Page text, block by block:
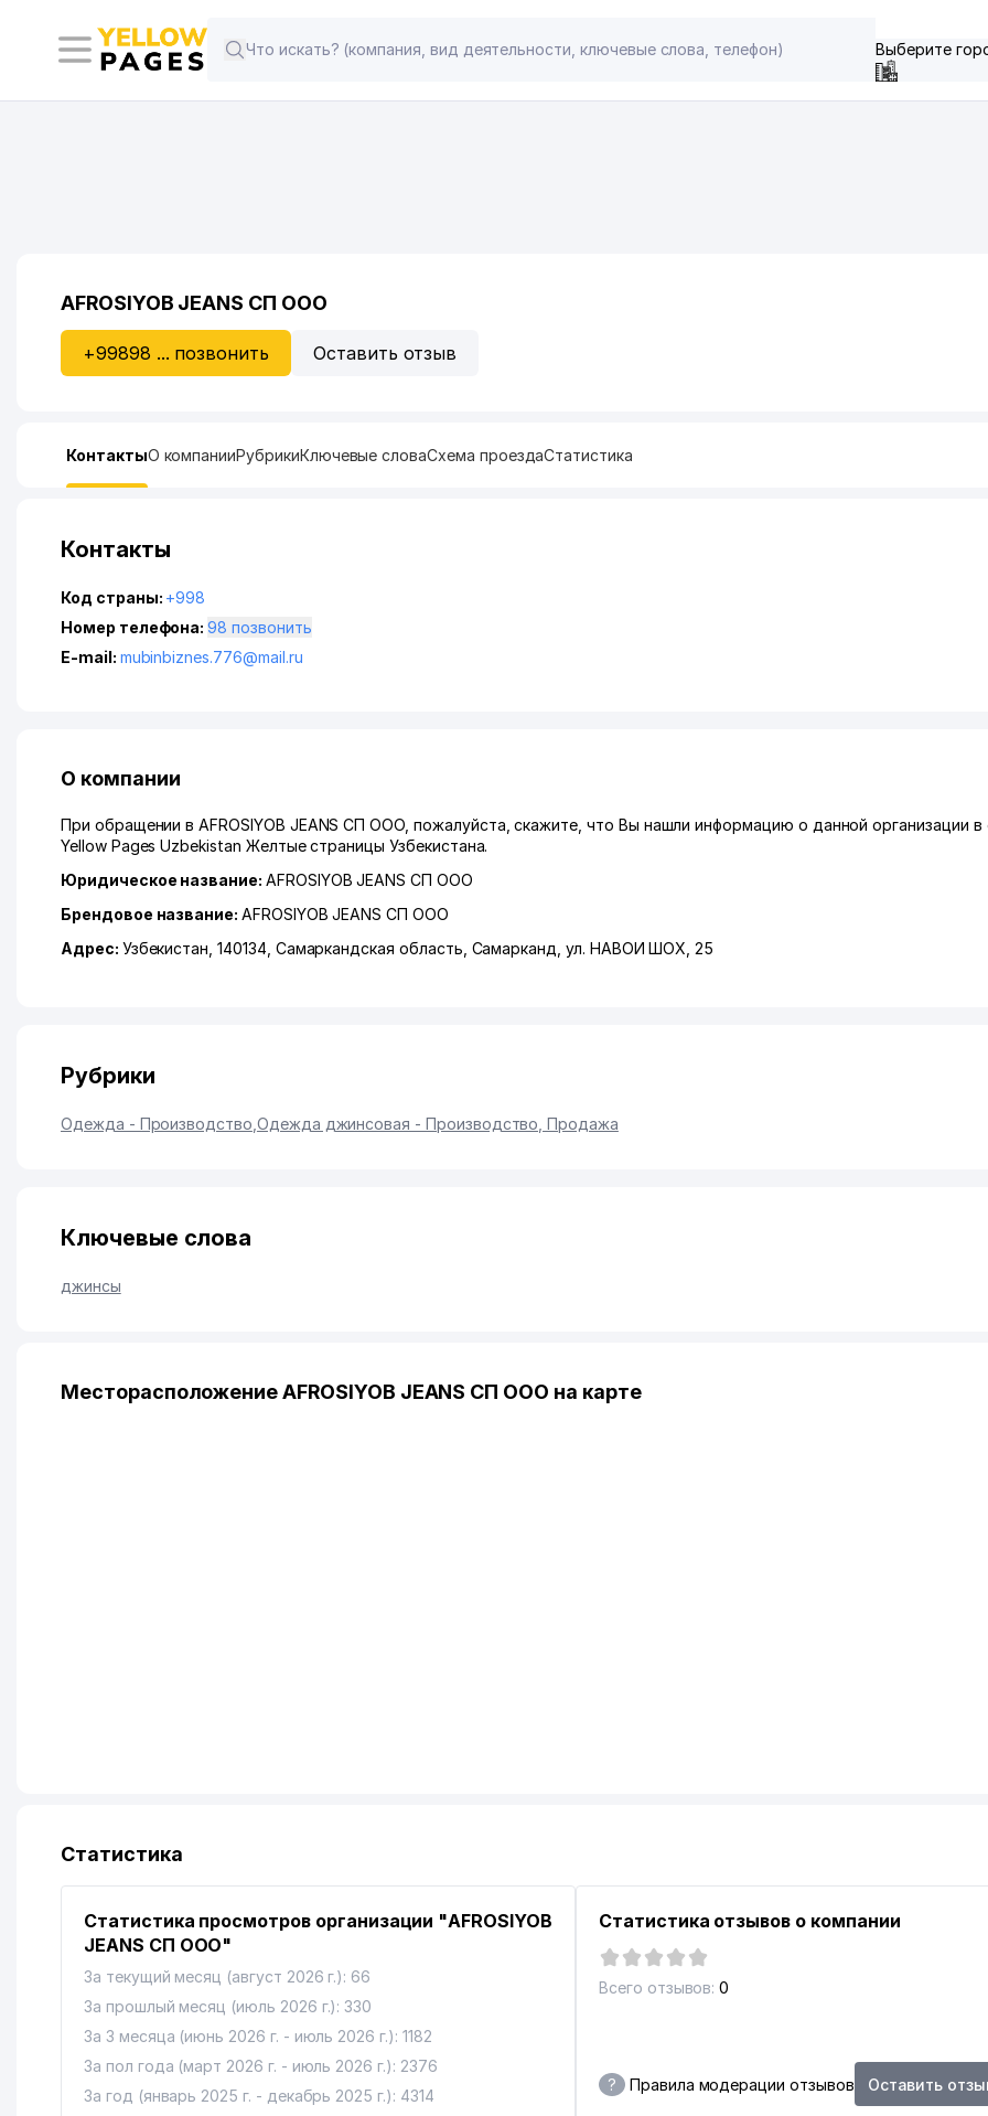
Выберите
AFROSIYOB JEANS СП ООО
+99898 ... позвонить Оставить отзыв
КонтактыО компанииРубрикиКлючевые словаСхема проездаСтатистика
Контакты
Код страны: +998
Номер телефона:
98 позвонить
E-mail: mubinbiznes.776@mail.ru
О компании
При обращении в AFROSIYOB JEANS СП ООО, пожалуйста, скажите, что Вы нашли информацию о данной организации в
Yellow Pages Uzbekistan Желтые страницы Узбекистана.
Юридическое название: AFROSIYOB JEANS СП ООО
Брендовое название: AFROSIYOB JEANS СП ООО
Адрес: Узбекистан, 140134, Самаркандская область Самарканд ул. НАВОИ ШОХ , 25
Рубрики
Одежда - Производство Одежда джинсовая - Производство, Продажа
Ключевые слова
джинсы
Месторасположение AFROSIYOB JEANS СП ООО на карте
Статистика
Статистика просмотров организации "AFROSIYOB
JEANS СП ООО"
За текущий месяц (август 2026 г.): 66
За прошлый месяц (июль 2026 г.): 330
За 3 месяца (июнь 2026 г. - июль 2026 г.): 1182
За пол года (март 2026 г. - июль 2026 г.): 2376
За год (январь 2025 г. - декабрь 2025 г.): 4314
Статистика отзывов о компании
Всего отзывов: 0
? Правила модерации отзывов Оставить